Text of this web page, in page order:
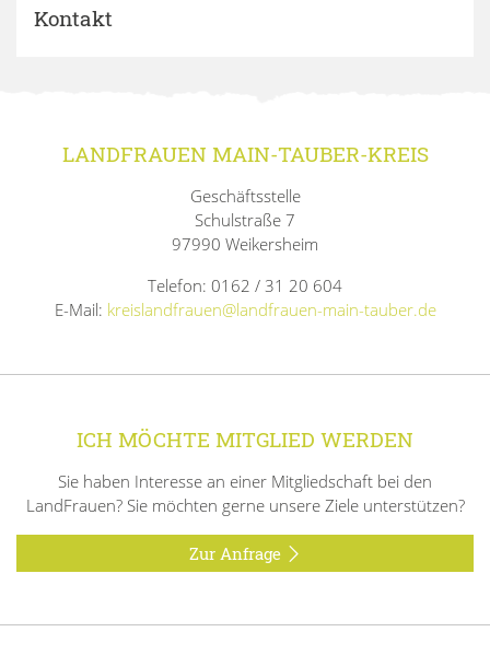
Kontakt
LANDFRAUEN MAIN-TAUBER-KREIS
Geschäftsstelle
Schulstraße 7
97990 Weikersheim
Telefon: 0162 / 31 20 604
E-Mail: kreislandfrauen@landfrauen-main-tauber.de
ICH MÖCHTE MITGLIED WERDEN
Sie haben Interesse an einer Mitgliedschaft bei den
LandFrauen? Sie möchten gerne unsere Ziele unterstützen?
Zur Anfrage